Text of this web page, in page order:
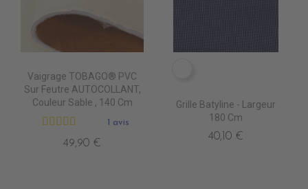
Vaigrage TOBAGO® PVC
Sur Feutre AUTOCOLLANT,
Couleur Sable , 140 Cm
1 avis
49,90 €
Grille Batyline - Largeur
180 Cm
40,10 €